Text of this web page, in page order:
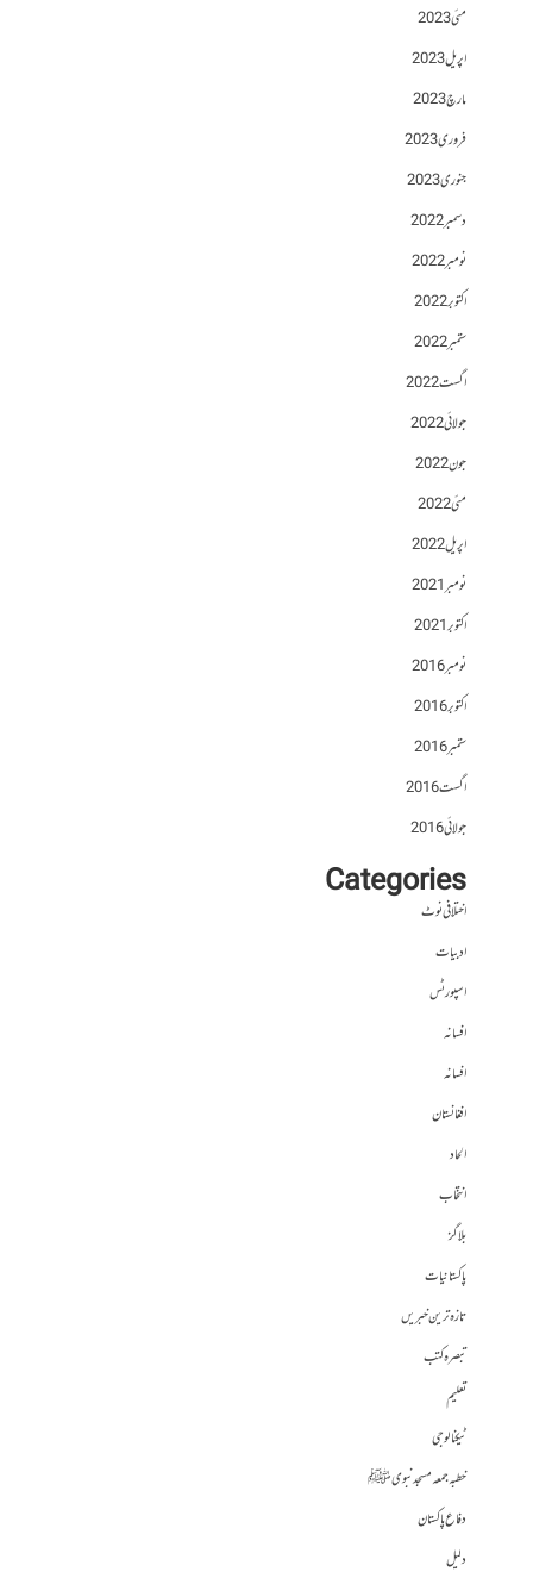
مئی 2023
اپریل 2023
مارچ 2023
فروری 2023
جنوری 2023
دسمبر 2022
نومبر 2022
اکتوبر 2022
ستمبر 2022
اگست 2022
جولائی 2022
جون 2022
مئی 2022
اپریل 2022
نومبر 2021
اکتوبر 2021
نومبر 2016
اکتوبر 2016
ستمبر 2016
اگست 2016
جولائی 2016
Categories
اختلافی نوٹ
ادبیات
اسپورٹس
افسانہ
افسانہ
افغانستان
الحاد
انتخاب
بلاگز
پاکستانیات
تازہ ترین خبریں
تبصرہ کتب
تعلیم
ٹیکنالوجی
خطبہ جمعہ مسجد نبوی ﷺ
دفاع پاکستان
دلیل